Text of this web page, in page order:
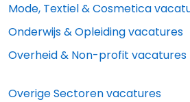
Mode, Textiel & Cosmetica
Onderwijs & Opleiding vacatures
Overheid & Non-profit vacatures
Overige Sectoren vacatures